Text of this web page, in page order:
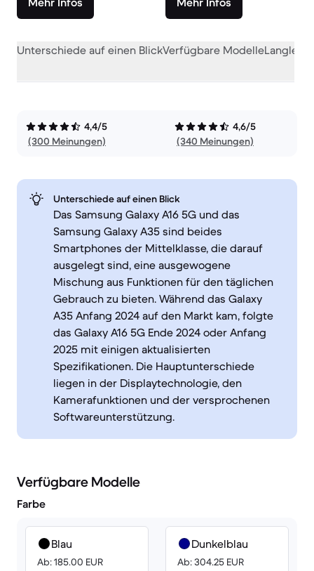
Unterschiede auf einen BlickVerfügbare Modelle
4,4/5
(300 Meinungen)
4,6/5
(340 Meinungen)
Unterschiede auf einen Blick
Das Samsung Galaxy A16 5G und das
Samsung Galaxy A35 sind beides
Smartphones der Mittelklasse, die darauf
ausgelegt sind, eine ausgewogene
Mischung aus Funktionen für den täglichen
Gebrauch zu bieten. Während das Galaxy
A35 Anfang 2024 auf den Markt kam, folgte
das Galaxy A16 5G Ende 2024 oder Anfang
2025 mit einigen aktualisierten
Spezifikationen. Die Hauptunterschiede
liegen in der Displaytechnologie, den
Kamerafunktionen und der versprochenen
Softwareunterstützung.
Verfügbare Modelle
Farbe
Blau
Ab: 185.00 EUR
Dunkelblau
Ab: 304.25 EUR